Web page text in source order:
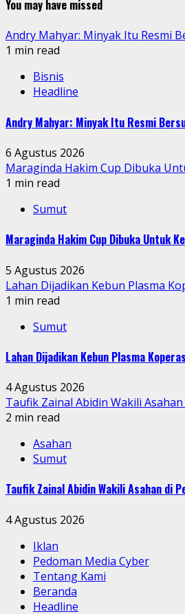
You may have missed
Andry Mahyar: Minyak Itu Resmi
1 min read
Bisnis
Headline
Andry Mahyar: Minyak Itu Resmi
6 Agustus 2026
Maraginda Hakim Cup Dibuka
1 min read
Sumut
Maraginda Hakim Cup Dibuka Untuk
5 Agustus 2026
Lahan Dijadikan Kebun Plasma
1 min read
Sumut
Lahan Dijadikan Kebun Plasma
4 Agustus 2026
Taufik Zainal Abidin Wakili
2 min read
Asahan
Sumut
Taufik Zainal Abidin Wakili Asahan di
4 Agustus 2026
Iklan
Pedoman Media Cyber
Tentang Kami
Beranda
Headline